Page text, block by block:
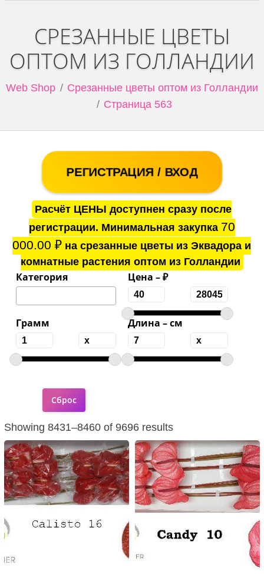
СРЕЗАННЫЕ ЦВЕТЫ
ОПТОМ ИЗ ГОЛЛАНДИИ
Web Shop
Срезанные цветы оптом из Голландии
Страница 563
РЕГИСТРАЦИЯ / ВХОД
Расчёт ЦЕНЫ доступнен сразу после
регистрации. Минимальная закупка 70
000.00₽ на срезанные цветы из Эквадора и
комнатные растения оптом из Голландии
Категория Цена – ₽
Грамм Длина – см
Showing 8431–8460 of 9696 results